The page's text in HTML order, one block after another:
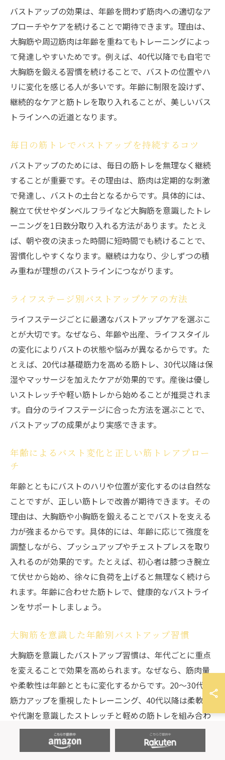
バストアップの効果は、年齢を問わず筋肉への適切なア
プローチやケアを続けることで期待できます。理由は、
大胸筋や周辺筋肉は年齢を重ねてもトレーニングによっ
て発達しやすいためです。例えば、40代以降でも自宅で
大胸筋を鍛える習慣を続けることで、バストの位置やハ
リに変化を感じる人が多いです。年齢に制限を設けず、
継続的なケアと筋トレを取り入れることが、美しいバス
トラインへの近道となります。
毎日の筋トレでバストアップを持続するコツ
バストアップのためには、毎日の筋トレを無理なく継続
することが重要です。その理由は、筋肉は定期的な刺激
で発達し、バストの土台となるからです。具体的には、
腕立て伏せやダンベルフライなど大胸筋を意識したトレ
ーニングを1日数分取り入れる方法があります。たとえ
ば、朝や夜の決まった時間に短時間でも続けることで、
習慣化しやすくなります。継続は力なり、少しずつの積
み重ねが理想のバストラインにつながります。
ライフステージ別バストアップケアの方法
ライフステージごとに最適なバストアップケアを選ぶこ
とが大切です。なぜなら、年齢や出産、ライフスタイル
の変化によりバストの状態や悩みが異なるからです。た
とえば、20代は基礎筋力を高める筋トレ、30代以降は保
湿やマッサージを加えたケアが効果的です。産後は優し
いストレッチや軽い筋トレから始めることが推奨されま
す。自分のライフステージに合った方法を選ぶことで、
バストアップの成果がより実感できます。
年齢によるバスト変化と正しい筋トレアプロー
チ
年齢とともにバストのハリや位置が変化するのは自然な
ことですが、正しい筋トレで改善が期待できます。その
理由は、大胸筋や小胸筋を鍛えることでバストを支える
力が強まるからです。具体的には、年齢に応じて強度を
調整しながら、プッシュアップやチェストプレスを取り
入れるのが効果的です。たとえば、初心者は膝つき腕立
て伏せから始め、徐々に負荷を上げると無理なく続けら
れます。年齢に合わせた筋トレで、健康的なバストライ
ンをサポートしましょう。
大胸筋を意識した年齢別バストアップ習慣
大胸筋を意識したバストアップ習慣は、年代ごとに重点
を変えることで効果を高められます。なぜなら、筋肉量
や柔軟性は年齢とともに変化するからです。20～30代は
筋力アップを重視したトレーニング、40代以降は柔軟性
や代謝を意識したストレッチと軽めの筋トレを組み合わ
せるのがおすすめです。例えば、若年層はプッシュアッ
プ、中高年は軽いダンベル運動やストレッチを日課にし